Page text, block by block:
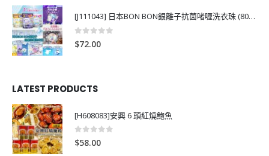
[J111043] 日本BON BON銀離子抗菌啫喱洗衣珠 (80粒)
0
$72.00
LATEST PRODUCTS
[H608083]安興 6 頭紅燒鮑魚
0out of 5
$58.00